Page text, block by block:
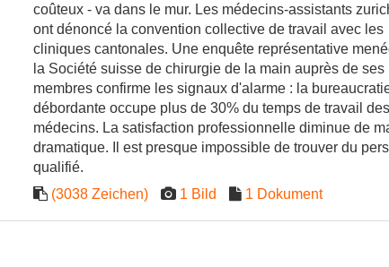
coûteux - va dans le mur. Les médecins-assistants
ont dénoncé la convention collective de travail avec les
cliniques cantonales. Une enquête représentative
la Société suisse de chirurgie de la main auprès de ses
membres confirme les signaux d'alarme : la
débordante occupe plus de 30% du temps de travail des
médecins. La satisfaction professionnelle diminue de
dramatique. Il est presque impossible de trouver du
qualifié.
(3038 Zeichen)
1 Bild 1 Dokument